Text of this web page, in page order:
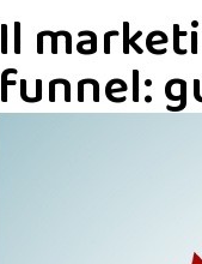
Il
funnel: